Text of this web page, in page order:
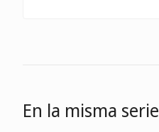
En la misma serie